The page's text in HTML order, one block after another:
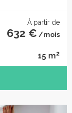
À partir de
632 € /mois
15 m2